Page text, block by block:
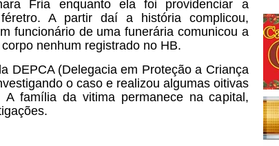
Fria enquanto ela foi providenciar a
A partir daí a história complicou,
funcionário de uma funerária comunicou a
nenhum registrado no HB.
DEPCA (Delegacia em Proteção a Criança
o caso e realizou algumas oitivas
família da vitima permanece na capital,